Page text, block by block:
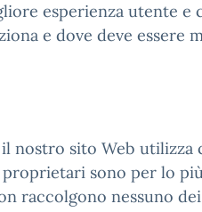
esperienza utente e
e dove deve essere
nostro sito Web
sono per lo
raccolgono nessuno